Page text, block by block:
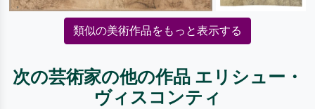
類似の美術作品をもっと表示する
次の芸術家の他の作品 エリシュー・
ヴィスコンティ